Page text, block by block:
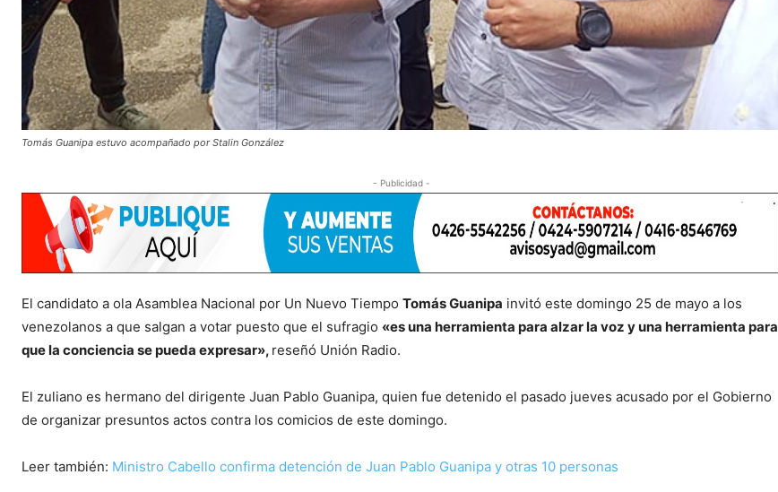
Tomás Guanipa estuvo acompañado por Stalin González
- Publicidad -
El candidato a ola Asamblea Nacional por Un Nuevo Tiempo Tomás Guanipa invitó este domingo 25 de mayo a los
venezolanos a que salgan a votar puesto que el sufragio «es una herramienta para alzar la voz y una herramienta para
que la conciencia se pueda expresar», reseñó Unión Radio.
El zuliano es hermano del dirigente Juan Pablo Guanipa, quien fue detenido el pasado jueves acusado por el Gobierno
de organizar presuntos actos contra los comicios de este domingo.
Leer también: Ministro Cabello confirma detención de Juan Pablo Guanipa y otras 10 personas